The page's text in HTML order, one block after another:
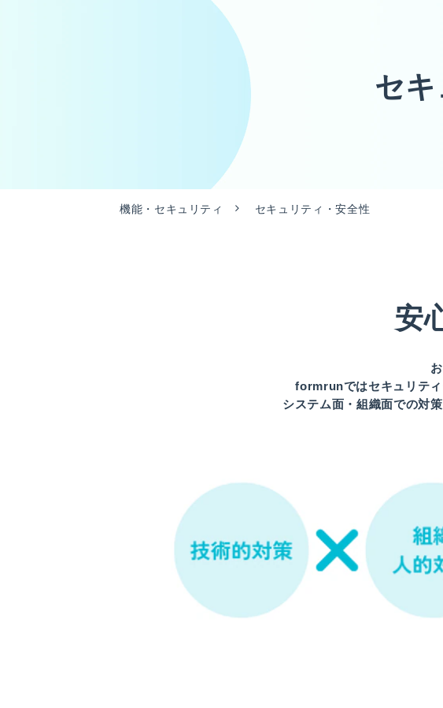
セ
機能・セキュリティ セキュリティ・安全性
安
formrunではセキュリティ
システム面・組織面での対